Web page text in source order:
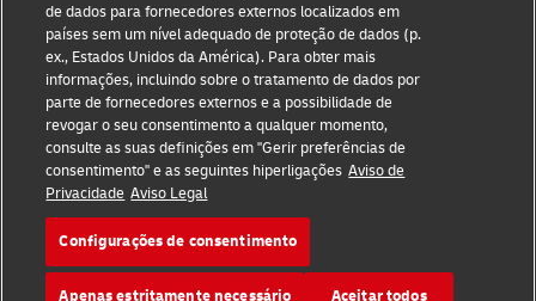
Informações adicionais
Definições de Cookies
Siga-nos
2026 © - todos os direitos reservados
de dados para fornecedores externos localizados em
países sem um nível adequado de proteção de dados (p.
ex., Estados Unidos da América). Para obter mais
informações, incluindo sobre o tratamento de dados por
parte de fornecedores externos e a possibilidade de
revogar o seu consentimento a qualquer momento,
consulte as suas definições em "Gerir preferências de
consentimento" e as seguintes hiperligações Aviso de
Privacidade Aviso Legal
Configurações de consentimento
Apenas estritamente necessário Aceitar todos